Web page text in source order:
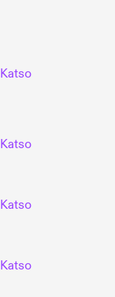
Katso
Katso
Katso
Katso